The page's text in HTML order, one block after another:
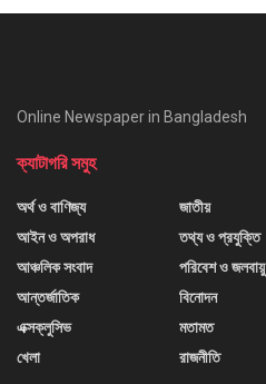
Online Newspaper in Bangladesh
ক্যাটাগরি সমুহ
অর্থ ও বাণিজ্য
আইন ও অপরাধ
আঞ্চলিক সংবাদ
আন্তর্জাতিক
এক্সক্লুসিভ
খেলা
জাতীয়
তথ্য ও প্রযুক্তি
পরিবেশ ও জলবায়ু
বিনোদন
মতামত
রাজনীতি